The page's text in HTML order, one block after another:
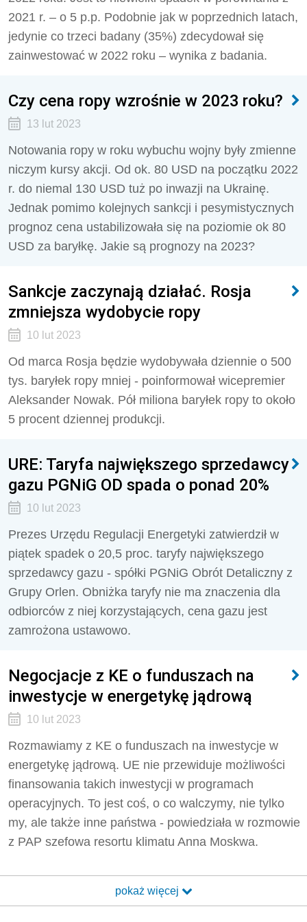
2021 r. – o 5 p.p. Podobnie jak w poprzednich latach,
jedynie co trzeci badany (35%) zdecydował się
zainwestować w 2022 roku – wynika z badania.
Czy cena ropy wzrośnie w 2023 roku?
13 lut 2023
Notowania ropy w roku wybuchu wojny były zmienne
niczym kursy akcji. Od ok. 80 USD na początku 2022
r. do niemal 130 USD tuż po inwazji na Ukrainę.
Jednak pomimo kolejnych sankcji i pesymistycznych
prognoz cena ustabilizowała się na poziomie ok 80
USD za baryłkę. Jakie są prognozy na 2023?
Sankcje zaczynają działać. Rosja
zmniejsza wydobycie ropy
10 lut 2023
Od marca Rosja będzie wydobywała dziennie o 500
tys. baryłek ropy mniej - poinformował wicepremier
Aleksander Nowak. Pół miliona baryłek ropy to około
5 procent dziennej produkcji.
URE: Taryfa największego sprzedawcy
gazu PGNiG OD spada o ponad 20%
10 lut 2023
Prezes Urzędu Regulacji Energetyki zatwierdził w
piątek spadek o 20,5 proc. taryfy największego
sprzedawcy gazu - spółki PGNiG Obrót Detaliczny z
Grupy Orlen. Obniżka taryfy nie ma znaczenia dla
odbiorców z niej korzystających, cena gazu jest
zamrożona ustawowo.
Negocjacje z KE o funduszach na
inwestycje w energetykę jądrową
10 lut 2023
Rozmawiamy z KE o funduszach na inwestycje w
energetykę jądrową. UE nie przewiduje możliwości
finansowania takich inwestycji w programach
operacyjnych. To jest coś, o co walczymy, nie tylko
my, ale także inne państwa - powiedziała w rozmowie
z PAP szefowa resortu klimatu Anna Moskwa.
pokaż więcej